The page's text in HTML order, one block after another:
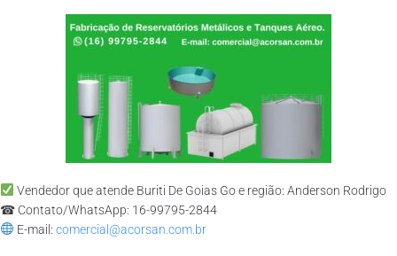
Vendedor que atende Buriti De Goias Go e região: Anderson Rodrigo
☎ Contato/WhatsApp: 16-99795-2844
E-mail: comercial@acorsan.com.br